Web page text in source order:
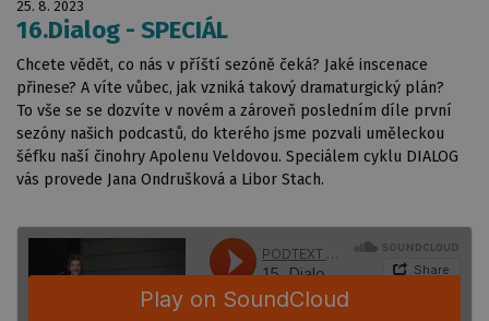
25. 8. 2023
16.Dialog - SPECIÁL
Chcete vědět, co nás v příští sezóně čeká? Jaké inscenace
přinese? A víte vůbec, jak vzniká takový dramaturgický plán?
To vše se se dozvíte v novém a zároveň posledním díle první
sezóny našich podcastů, do kterého jsme pozvali uměleckou
šéfku naší činohry Apolenu Veldovou. Speciálem cyklu DIALOG
vás provede Jana Ondrušková a Libor Stach.